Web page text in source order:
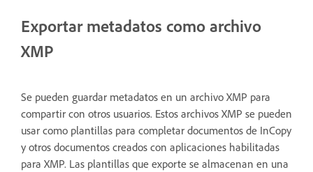
Exportar metadatos como archivo
XMP
Se pueden guardar metadatos en un archivo XMP para
compartir con otros usuarios. Estos archivos XMP se pueden
usar como plantillas para completar documentos de InCopy
y otros documentos creados con aplicaciones habilitadas
para XMP. Las plantillas que exporte se almacenan en una